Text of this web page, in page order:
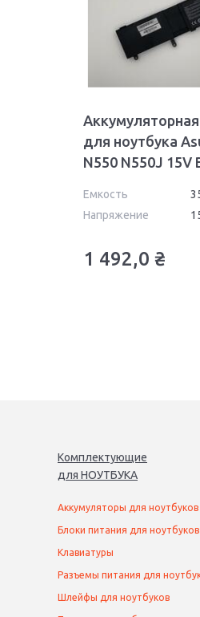
для ноутбука
N550 N550J 15V
Емкость
Напряжение
1 492,0 ₴
Комплектующие
для НОУТБУКА
Аккумуляторы для ноутбуков
Блоки питания для ноутбуков
Клавиатуры
Разъемы питания для
Шлейфы для ноутбуков